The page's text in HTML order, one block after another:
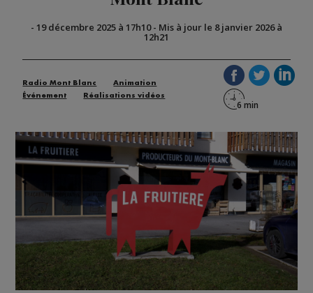
- 19 décembre 2025 à 17h10- Mis à jour le 8 janvier 2026 à
12h21
Radio Mont Blanc
Animation
Événement
Réalisations vidéos